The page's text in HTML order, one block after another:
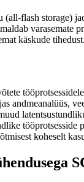
(all-flash storage)
varasemate
käskude tihedust.
andmeanalüüs,
tööprotsesside
koheselt